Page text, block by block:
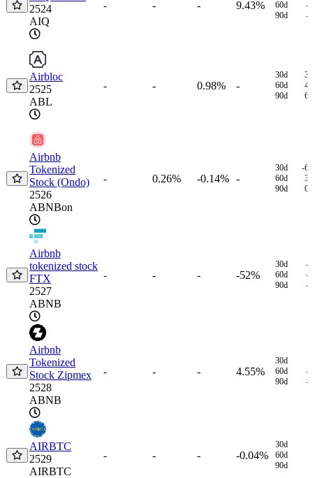
2524
AIQ
- - - 9.43%
60d
-
90d
-
Airbloc
2525
ABL
- - 0.98% -
30d
60d
90d
Airbnb
Tokenized
Stock (Ondo)
2526
ABNBon
- 0.26% -0.14% -
30d
-
60d
90d
Airbnb
tokenized stock
FTX
2527
ABNB
- - - -52%
30d
-
60d
-
90d
-
Airbnb
Tokenized
Stock Zipmex
2528
ABNB
- - - 4.55%
30d
60d
-
90d
-
AIRBTC
2529
AIRBTC
- - - -0.04%
30d
60d
90d